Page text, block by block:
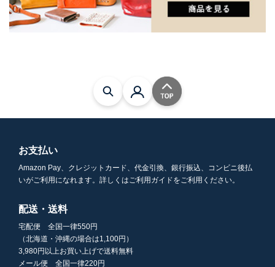
お支払い
Amazon Pay、クレジットカード、代金引換、銀行振込、コンビニ後払
いがご利用になれます。詳しくはご利用ガイドをご利用ください。
配送・送料
宅配便 全国一律550円
（北海道・沖縄の場合は1,100円）
3,980円以上お買い上げで送料無料
メール便 全国一律220円